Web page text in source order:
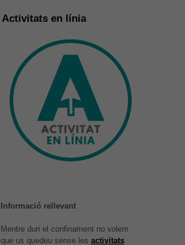
Activitats en línia
Informació rellevant
Mentre duri el confinament no volem
que us quedeu sense les activitats
Per tal que el
nostre lloc
web funcioni
el millor
possible
durant la
vostra visita.
Si rebutges
aquestes
cookies,
alguna
funcionalitat